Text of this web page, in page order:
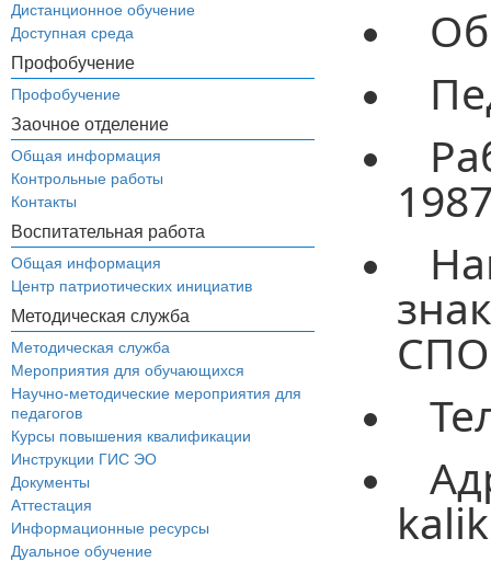
Дистанционное обучение
Доступная среда
Профобучение
Профобучение
Заочное отделение
Общая информация
Контрольные работы
Контакты
Воспитательная работа
Общая информация
Центр патриотических инициатив
Методическая служба
Методическая служба
Мероприятия для обучающихся
Научно-методические мероприятия для
педагогов
Курсы повышения квалификации
Инструкции ГИС ЭО
Документы
Аттестация
Информационные ресурсы
Дуальное обучение
СПО